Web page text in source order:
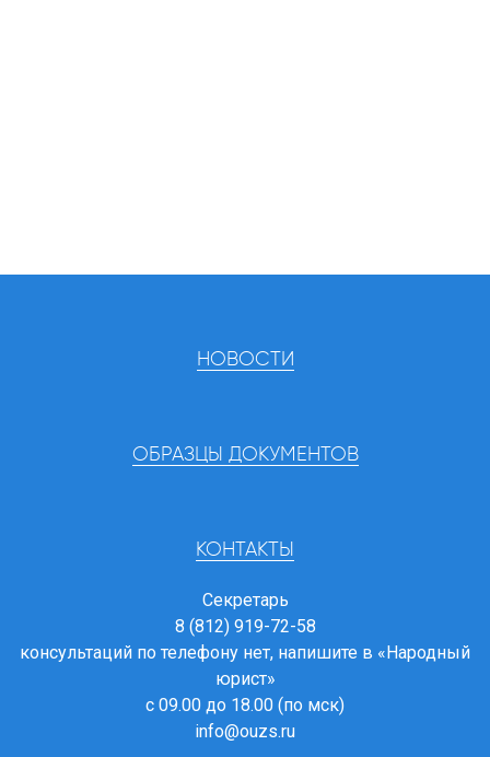
НОВОСТИ
ОБРАЗЦЫ ДОКУМЕНТОВ
КОНТАКТЫ
Секретарь
8 (812) 919-72-58
консультаций по телефону нет, напишите в «Народный
юрист»
с 09.00 до 18.00 (по мск)
info@ouzs.ru